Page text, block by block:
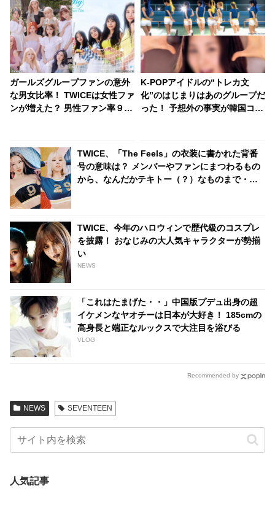
ガールズグループファンの意外
な男女比率！ TWICEは女性ファ
ンが増えた？ 男性ファン率９割
K-POPアイドルの“トレカ文
化”のはじまりはあのグループだ
った！ 予想外の事実が韓国コミ
TWICE、「The Feels」の衣装に書かれた背番
号の意味は？ メンバーやファンにまつわるもの
から、なんだかテキトー（？）なものまで・・
TWICE、今年のハロウィンで歴代級のコスプレ
を披露！ おなじみの大人気キャラクターが勢揃
い
NEWS
「これはたまげた・・」中国版プデュ出身の超
イケメンなヤオチーは日本が大好き！ 185cmの
高身長と端正なルックスで大注目を浴びる
VLOG
Recommended by
NEWS SEVENTEEN
人気記事